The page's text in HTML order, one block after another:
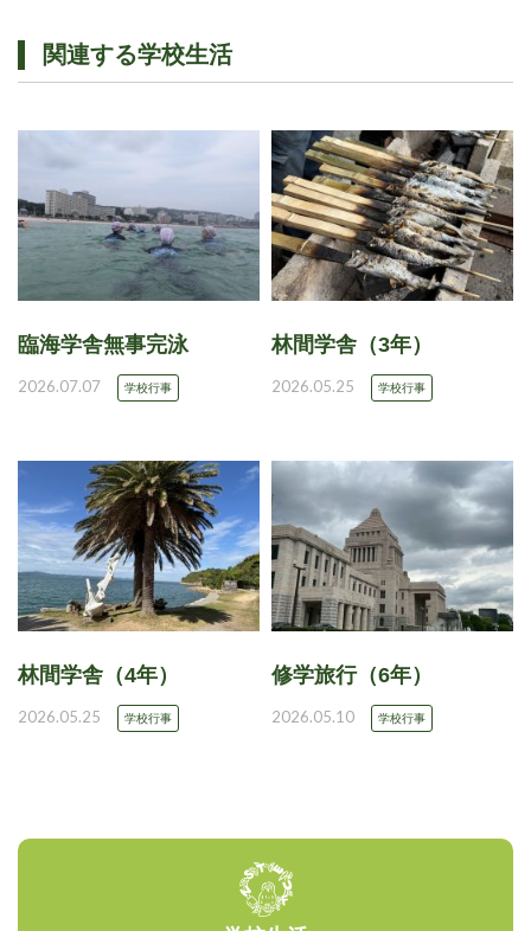
関連する学校生活
臨海学舎無事完泳
2026.07.07 学校行事
林間学舎（3年）
2026.05.25 学校行事
林間学舎（4年）
2026.05.25 学校行事
修学旅行（6年）
2026.05.10 学校行事